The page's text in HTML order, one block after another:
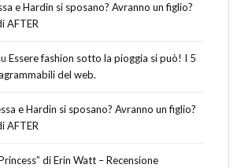
e Hardin si sposano? Avranno un figlio?
AFTER
Essere fashion sotto la pioggia si può! I 5
del web.
e Hardin si sposano? Avranno un figlio?
AFTER
di Erin Watt – Recensione